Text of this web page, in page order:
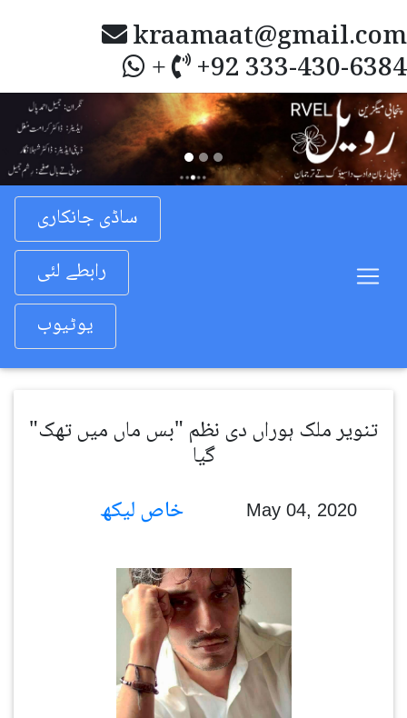
kraamaat@gmail.com
+ +92 333-430-6384
Previous
ساڈی جانکاری
رابطے لئی
یوٹیوب
"تنویر ملک ہوراں دی نظم "بس ماں میں تھک
گیا
May 04, 2020